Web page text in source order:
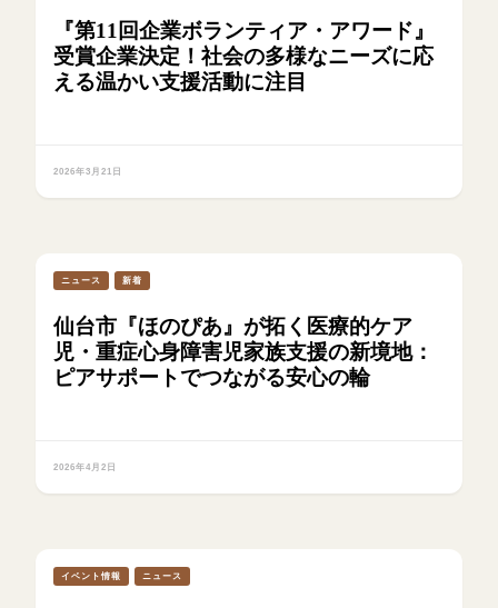
『第11回企業ボランティア・アワード』
受賞企業決定！社会の多様なニーズに応
える温かい支援活動に注目
2026年3月21日
ニュース 新着
仙台市『ほのぴあ』が拓く医療的ケア
児・重症心身障害児家族支援の新境地：
ピアサポートでつながる安心の輪
2026年4月2日
イベント情報 ニュース